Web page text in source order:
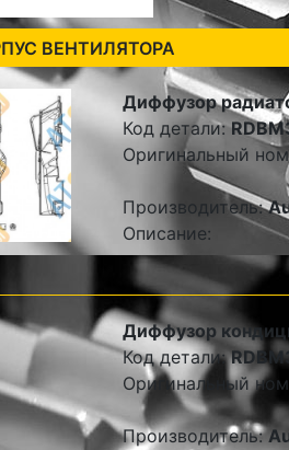
ВЕНТИЛЯТОРА
Диффузор
Код детали:
Оригинальный
Производитель:
Описание:
Диффузор
Код детали:
Оригинальный
Производитель: